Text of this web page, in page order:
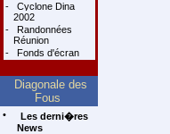
-
Cyclone Dina
2002
-
Randonnées
Réunion
-
Fonds d'écran
Diagonale des
Fous
•
Les derni�res
News